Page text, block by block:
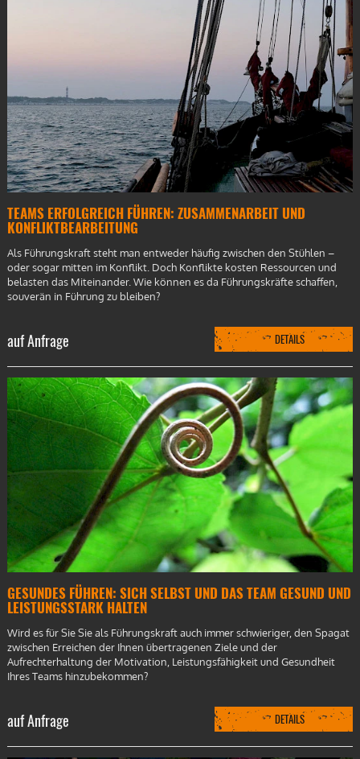
TEAMS ERFOLGREICH FÜHREN: ZUSAMMENARBEIT UND
KONFLIKTBEARBEITUNG
Als Führungskraft steht man entweder häufig zwischen den Stühlen –
oder sogar mitten im Konflikt. Doch Konflikte kosten Ressourcen und
belasten das Miteinander. Wie können es da Führungskräfte schaffen,
souverän in Führung zu bleiben?
auf Anfrage DETAILS
GESUNDES FÜHREN: SICH SELBST UND DAS TEAM GESUND UND
LEISTUNGSSTARK HALTEN
Wird es für Sie Sie als Führungskraft auch immer schwieriger, den Spagat
zwischen Erreichen der Ihnen übertragenen Ziele und der
Aufrechterhaltung der Motivation, Leistungsfähigkeit und Gesundheit
Ihres Teams hinzubekommen?
auf Anfrage DETAILS